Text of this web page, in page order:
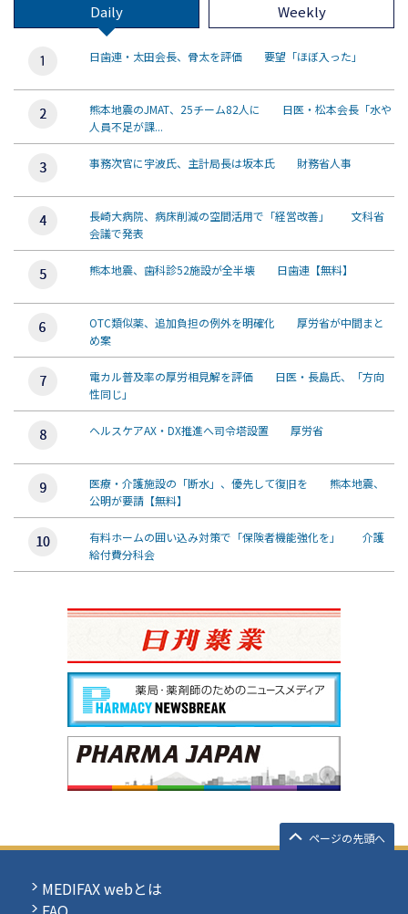
Daily Weekly
日歯連・太田会長、骨太を評価 要望「ほぼ入った」
熊本地震のJMAT、25チーム82人に 日医・松本会長「水や
人員不足が課...
事務次官に宇波氏、主計局長は坂本氏 財務省人事
長崎大病院、病床削減の空間活用で「経営改善」 文科省
会議で発表
熊本地震、歯科診52施設が全半壊 日歯連【無料】
OTC類似薬、追加負担の例外を明確化 厚労省が中間まと
め案
電カル普及率の厚労相見解を評価 日医・長島氏、「方向
性同じ」
ヘルスケアAX・DX推進へ司令塔設置 厚労省
医療・介護施設の「断水」、優先して復旧を 熊本地震、
公明が要請【無料】
有料ホームの囲い込み対策で「保険者機能強化を」 介護
給付費分科会
ページの先頭へ
MEDIFAX webとは